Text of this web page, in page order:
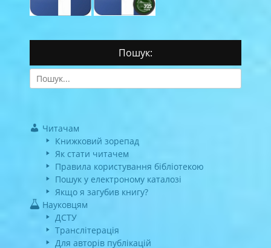
Пошук:
Search
for:
Читачам
Книжковий зорепад
Як стати читачем
Правила користування бібліотекою
Пошук у електроному каталозі
Якщо я загубив книгу?
Науковцям
ДСТУ
Транслітерація
Для авторів публікацій